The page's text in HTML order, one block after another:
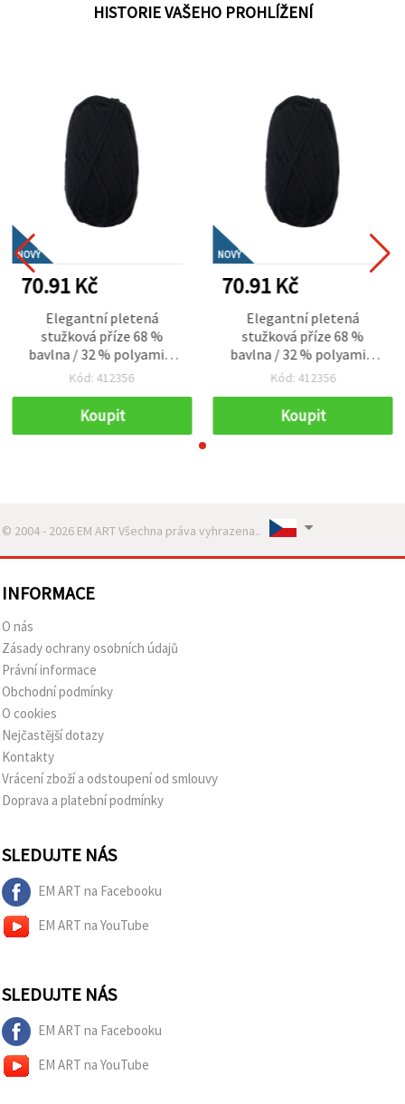
HISTORIE VAŠEHO PROHLÍŽENÍ
NOVÝ
70.91 Kč
Elegantní pletená
stužková příze 68 %
bavlna / 32 % polyamid,
černá, 50 g – na pletení a
práce)
Kód: 412356
Koupit
NOVÝ
70.91 Kč
Elegantní pletená
stužková příze 68 %
bavlna / 32 % polyamid,
černá, 50 g – na pletení a
práce)
Kód: 412356
Koupit
© 2004 - 2026 EM ART Všechna práva vyhrazena..
INFORMACE
O nás
Zásady ochrany osobních údajů
Právní informace
Obchodní podmínky
O cookies
Nejčastější dotazy
Kontakty
Vrácení zboží a odstoupení od smlouvy
Doprava a platební podmínky
SLEDUJTE NÁS
EM ART na Facebooku
EM ART na YouTube
SLEDUJTE NÁS
EM ART na Facebooku
EM ART na YouTube